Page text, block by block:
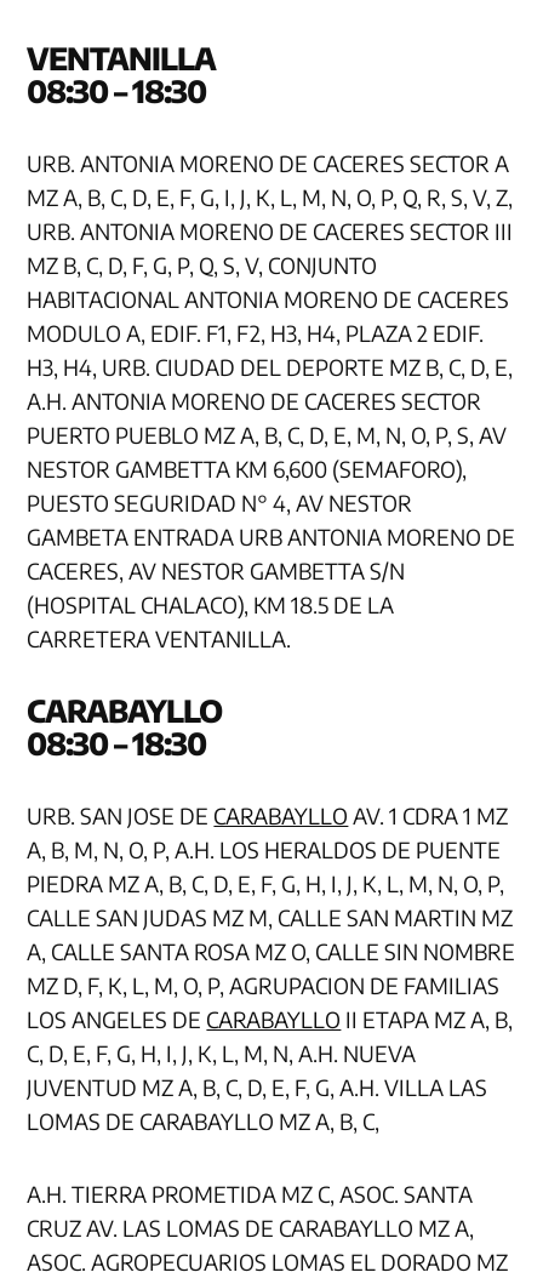
08:30 – 18:30
URB. ANTONIA MORENO DE CACERES SECTOR A
MZ A, B, C, D, E, F, G, I, J, K, L, M, N, O, P, Q, R, S, V, Z,
URB. ANTONIA MORENO DE CACERES SECTOR III
MZ B, C, D, F, G, P, Q, S, V, CONJUNTO
HABITACIONAL ANTONIA MORENO DE CACERES
MODULO A, EDIF. F1, F2, H3, H4, PLAZA 2 EDIF.
H3, H4, URB. CIUDAD DEL DEPORTE MZ B, C, D, E,
A.H. ANTONIA MORENO DE CACERES SECTOR
PUERTO PUEBLO MZ A, B, C, D, E, M, N, O, P, S, AV
NESTOR GAMBETTA KM 6,600 (SEMAFORO),
PUESTO SEGURIDAD N° 4, AV NESTOR
GAMBETA ENTRADA URB ANTONIA MORENO DE
CACERES, AV NESTOR GAMBETTA S/N
(HOSPITAL CHALACO), KM 18.5 DE LA
CARRETERA VENTANILLA.
08:30 – 18:30
URB. SAN JOSE DE CARABAYLLO AV. 1 CDRA 1 MZ
A, B, M, N, O, P, A.H. LOS HERALDOS DE PUENTE
PIEDRA MZ A, B, C, D, E, F, G, H, I, J, K, L, M, N, O, P,
CALLE SAN JUDAS MZ M, CALLE SAN MARTIN MZ
A, CALLE SANTA ROSA MZ O, CALLE SIN NOMBRE
MZ D, F, K, L, M, O, P, AGRUPACION DE FAMILIAS
LOS ANGELES DE CARABAYLLO II ETAPA MZ A, B,
C, D, E, F, G, H, I, J, K, L, M, N, A.H. NUEVA
JUVENTUD MZ A, B, C, D, E, F, G, A.H. VILLA LAS
LOMAS DE CARABAYLLO MZ A, B, C,
A.H. TIERRA PROMETIDA MZ C, ASOC. SANTA
CRUZ AV. LAS LOMAS DE CARABAYLLO MZ A,
ASOC. AGROPECUARIOS LOMAS EL DORADO MZ